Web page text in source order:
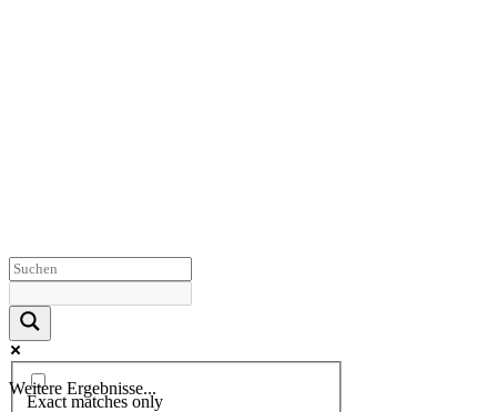
Weitere Ergebnisse...
Exact matches only